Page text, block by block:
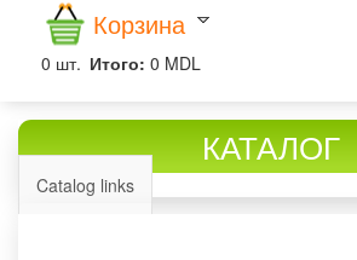
Корзина
0 шт. Итого: 0 MDL
КАТАЛОГ
Catalog links